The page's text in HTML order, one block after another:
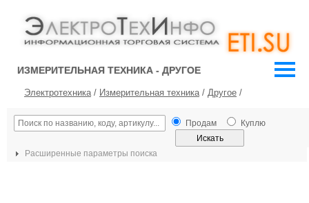
ИЗМЕРИТЕЛЬНАЯ ТЕХНИКА - ДРУГОЕ
Электротехника/ Измерительная техника/ Другое /
Продам Куплю
Расширенные параметры поиска